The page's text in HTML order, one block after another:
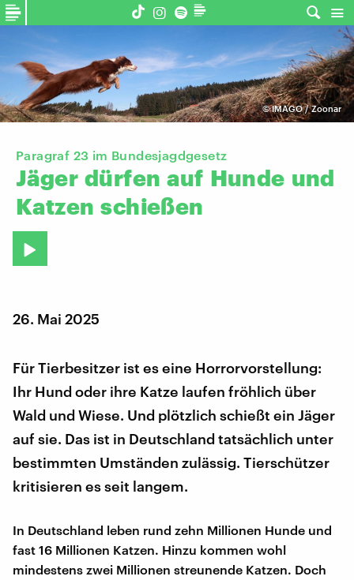
©IMAGO / Zoonar
Paragraf 23 im Bundesjagdgesetz
Jäger dürfen auf Hunde und
Katzen schießen
26. Mai 2025
Für Tierbesitzer ist es eine Horrorvorstellung:
Ihr Hund oder ihre Katze laufen fröhlich über
Wald und Wiese. Und plötzlich schießt ein Jäger
auf sie. Das ist in Deutschland tatsächlich unter
bestimmten Umständen zulässig. Tierschützer
kritisieren es seit langem.
In Deutschland leben rund zehn Millionen Hunde und
fast 16 Millionen Katzen. Hinzu kommen wohl
mindestens zwei Millionen streunende Katzen. Doch